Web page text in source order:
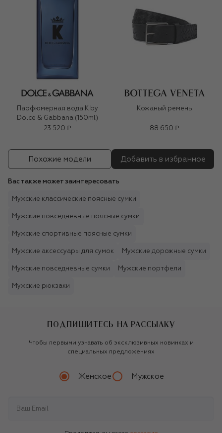
Парфюмерная вода K by
Dolce & Gabbana (150ml)
23 520 ₽
Кожаный ремень
88 650 ₽
Похожие модели Добавить в избранное
Вас также может заинтересовать
Мужские классические поясные сумки
Мужские повседневные поясные сумки
Мужские спортивные поясные сумки
Мужские аксессуары для сумок Мужские дорожные сумки
Мужские повседневные сумки Мужские портфели
Мужские рюкзаки
ПОДПИШИТЕСЬ НА РАССЫЛКУ
Чтобы первыми узнавать об эксклюзивных новинках и
специальных предложениях
Женское Мужское